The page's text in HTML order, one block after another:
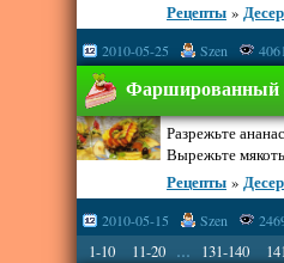
Рецепты »
2010-05-25 Szen 4061
Фаршированный
Разрежьте
Вырежьте
Рецепты »
2010-05-15 Szen
1-10 11-20 ... 131-140